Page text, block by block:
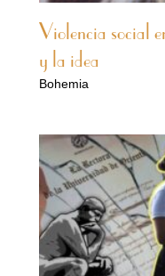
Violencia social
y la idea
Bohemia